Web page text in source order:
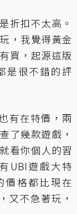
折扣不太高。
，我覺得黃金
買，起源這版
是很不錯的評
有在特價，兩
了幾款遊戲，
看你個人的習
UBI遊戲大特
價格都比現在
又不急著玩，